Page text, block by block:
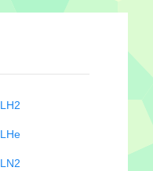
LH2
LHe
LN2